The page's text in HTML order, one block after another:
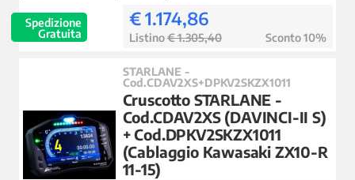
Spedizione
Gratuita
€ 1.174,86
Listino€ 1.305,40 Sconto 10%
STARLANE -
Cod.CDAV2XS+DPKV2SKZX1011
Cruscotto STARLANE -
Cod.CDAV2XS (DAVINCI-II S)
+ Cod.DPKV2SKZX1011
(Cablaggio Kawasaki ZX10-R
11-15)